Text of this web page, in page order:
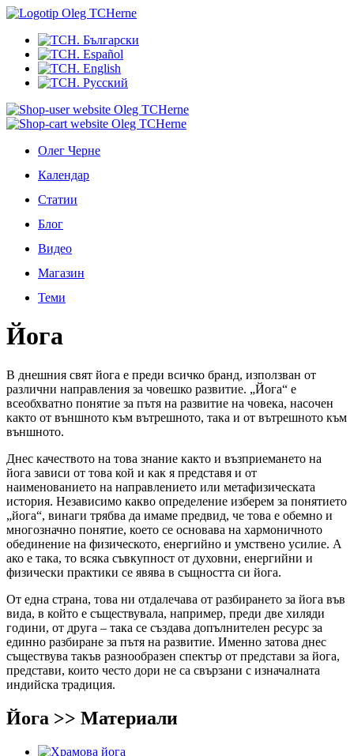
Олег Черне
Календар
Статии
Блог
Видео
Магазин
Теми
Йога
В днешния свят йога е преди всичко бранд, използван от
различни направления за човешко развитие. „Йога“ е
всеобхватно понятие за пътя на развитие на човека, насочен
както от външното към вътрешното, така и от вътрешното към
външното.
Днес качеството на това знание както и възприемането на
йога зависи от това кой и как я представя и от
наименованието на направлението или метафизическата
история. Независимо какво определение изберем за понятието
„йога“, винаги трябва да имаме предвид, че това е обемно и
многозначно понятие, което се основава на хармоничното
обединение на физическото, енергийно и умствено усилие. А
ако е така, то всяка съвкупност от духовни, енергийни и
физически практики се явява в същността си йога.
От една страна, това ни отдалечава от разбирането за йога във
вида, в който е съществувала, например, преди две хиляди
години, от друга – така се създава допълнителен ресурс за
единно разбиране за пътя на развитие. Именно затова днес
съществува такъв разнообразен спектър от представи за йога,
представи, които често дори не са свързани с изначалната
индийска традиция.
Йога >> Материали